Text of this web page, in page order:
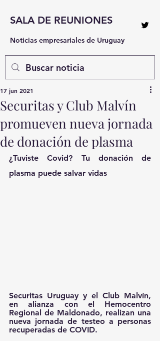
SALA DE REUNIONES
Noticias empresariales de Uruguay
Securitas y Club Malvín
promueven nueva jornada
de donación de plasma
17 jun 2021
¿Tuviste Covid? Tu donación de
plasma puede salvar vidas
Securitas Uruguay y el Club Malvín,
en alianza con el Hemocentro
Regional de Maldonado, realizan una
nueva jornada de testeo a personas
recuperadas de COVID.